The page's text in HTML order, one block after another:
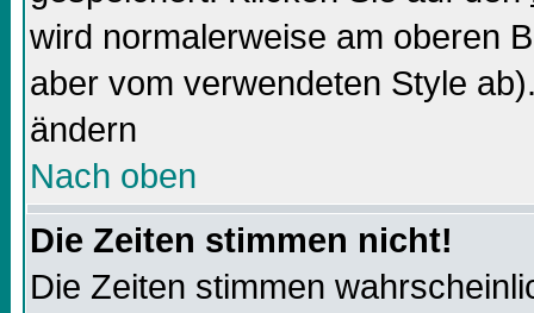
wird normalerweise am oberen
aber vom verwendeten Style
ändern
Nach oben
Die Zeiten stimmen nicht!
Die Zeiten stimmen